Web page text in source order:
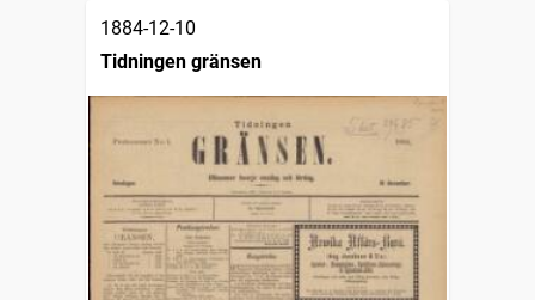
1884-12-10
Tidningen gränsen